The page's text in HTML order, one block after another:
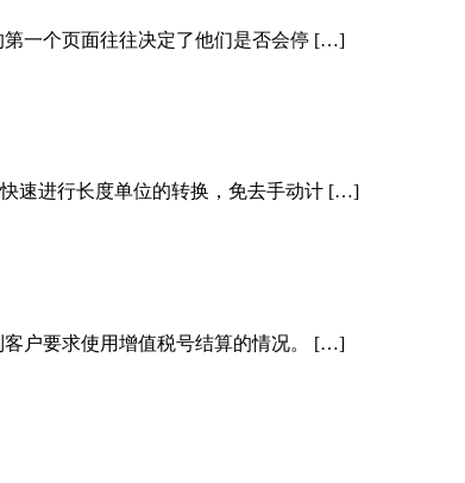
第一个页面往往决定了他们是否会停 […]
速进行长度单位的转换，免去手动计 […]
客户要求使用增值税号结算的情况。 […]